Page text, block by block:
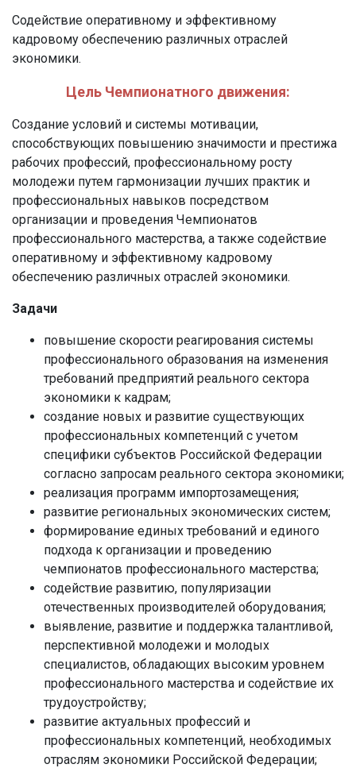
Содействие оперативному и эффективному
кадровому обеспечению различных отраслей
экономики.
Цель Чемпионатного движения:
Создание условий и системы мотивации,
способствующих повышению значимости и престижа
рабочих профессий, профессиональному росту
молодежи путем гармонизации лучших практик и
профессиональных навыков посредством
организации и проведения Чемпионатов
профессионального мастерства, а также содействие
оперативному и эффективному кадровому
обеспечению различных отраслей экономики.
Задачи
повышение скорости реагирования системы
профессионального образования на изменения
требований предприятий реального сектора
экономики к кадрам;
создание новых и развитие существующих
профессиональных компетенций с учетом
специфики субъектов Российской Федерации
согласно запросам реального сектора экономики;
реализация программ импортозамещения;
развитие региональных экономических систем;
формирование единых требований и единого
подхода к организации и проведению
чемпионатов профессионального мастерства;
содействие развитию, популяризации
отечественных производителей оборудования;
выявление, развитие и поддержка талантливой,
перспективной молодежи и молодых
специалистов, обладающих высоким уровнем
профессионального мастерства и содействие их
трудоустройству;
развитие актуальных профессий и
профессиональных компетенций, необходимых
отраслям экономики Российской Федерации;